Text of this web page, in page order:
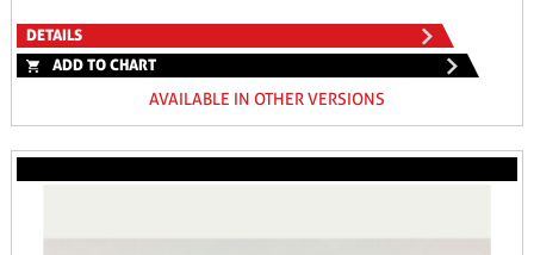
DETAILS
ADD TO CHART
AVAILABLE IN OTHER VERSIONS